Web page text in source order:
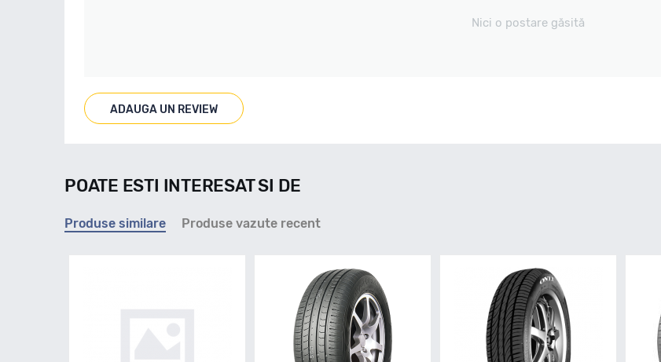
Nici o postare găsită
ADAUGA UN REVIEW
POATE ESTI INTERESAT SI DE
Produse similare Produse vazute recent